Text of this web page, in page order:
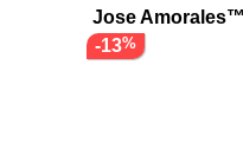
Jose Amorales™
-13